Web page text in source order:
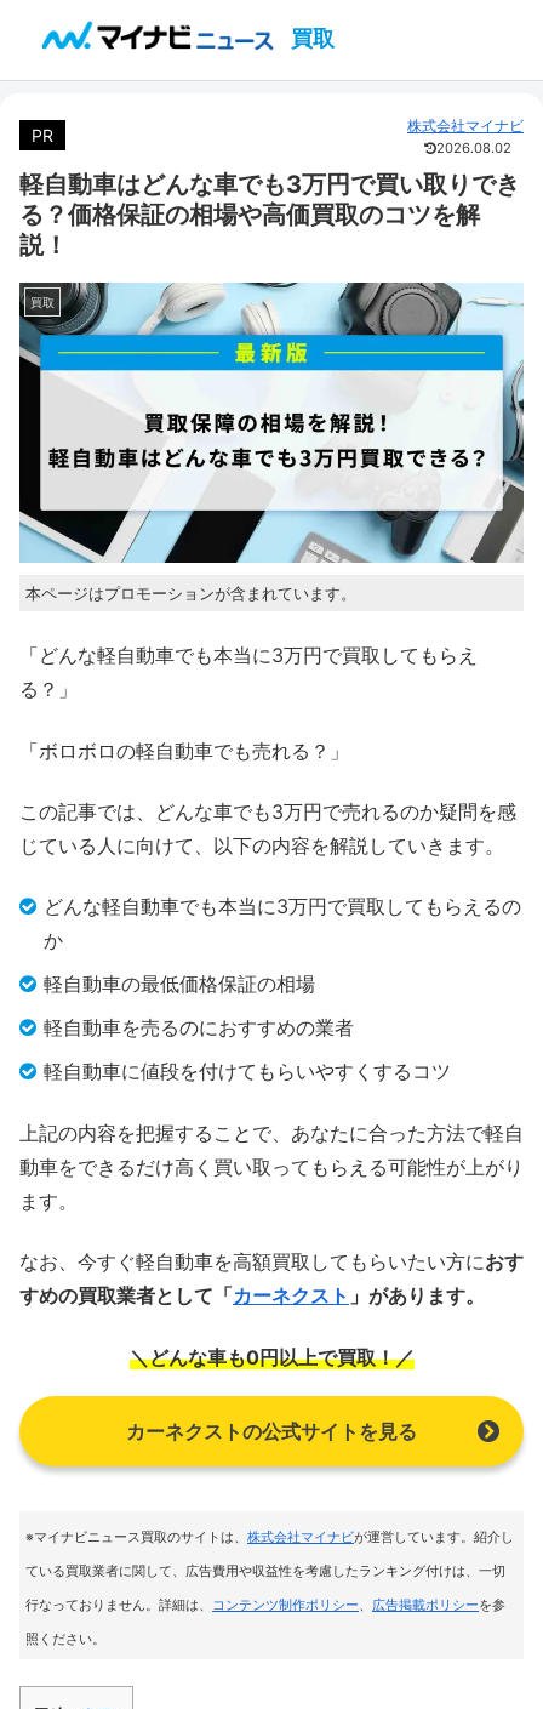
買取
PR 株式会社マイナビ
2026.08.02
軽自動車はどんな車でも3万円で買い取りでき
る？価格保証の相場や高価買取のコツを解
説！
買取
本ページはプロモーションが含まれています。
「どんな軽自動車でも本当に3万円で買取してもらえ
る？」
「ボロボロの軽自動車でも売れる？」
この記事では、どんな車でも3万円で売れるのか疑問を感
じている人に向けて、以下の内容を解説していきます。
どんな軽自動車でも本当に3万円で買取してもらえるの
か
軽自動車の最低価格保証の相場
軽自動車を売るのにおすすめの業者
軽自動車に値段を付けてもらいやすくするコツ
上記の内容を把握することで、あなたに合った方法で軽自
動車をできるだけ高く買い取ってもらえる可能性が上がり
ます。
なお、今すぐ軽自動車を高額買取してもらいたい方におす
すめの買取業者として「カーネクスト 」があります。
＼どんな車も0円以上で買取！／
カーネクストの公式サイトを見る
※マイナビニュース買取のサイトは、 株式会社マイナビが運営しています。紹介し
ている買取業者に関して、広告費用や収益性を考慮したランキング付けは、一切
行なっておりません。詳細は、 コンテンツ制作ポリシー、 広告掲載ポリシーを参
照ください。